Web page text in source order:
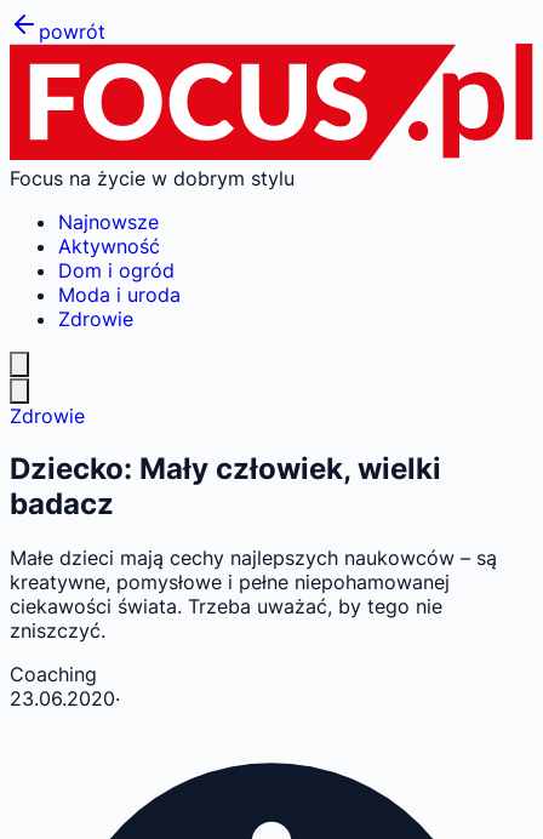
powrót
Focus na życie w dobrym stylu
Najnowsze
Aktywność
Dom i ogród
Moda i uroda
Zdrowie
Zdrowie
Dziecko: Mały człowiek, wielki
badacz
Małe dzieci mają cechy najlepszych naukowców – są
kreatywne, pomysłowe i pełne niepohamowanej
ciekawości świata. Trzeba uważać, by tego nie
zniszczyć.
Coaching
23.06.2020·